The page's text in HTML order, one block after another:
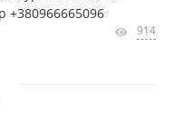
+380966665096
914